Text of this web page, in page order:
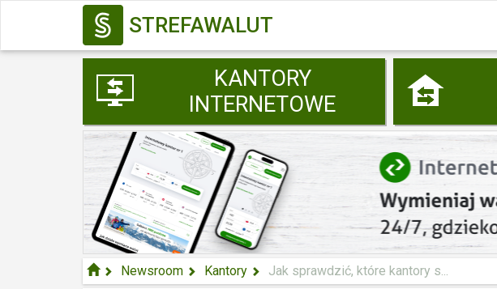
STREFAWALUT
KANTORY
INTERNETOWE
Newsroom Kantory Jak sprawdzić, które kantory s...